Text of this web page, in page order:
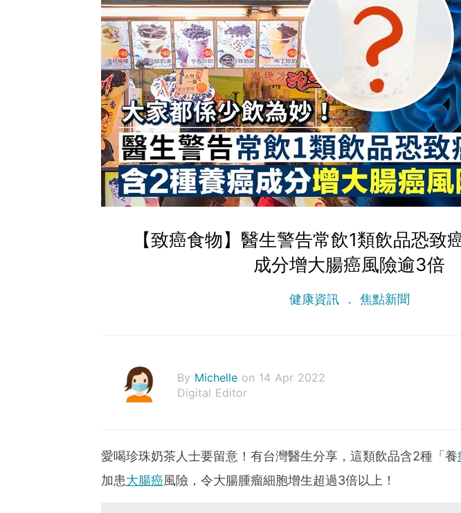
【致癌食物】醫生警告常飲1類飲品恐
成分增大腸癌風險逾3倍
健康資訊 焦點新聞
By Michelle on 14 Apr 2022
Digital Editor
愛喝珍珠奶茶人士要留意！有台灣醫生分享，這類飲品含2種「養
加患大腸癌風險，令大腸腫瘤細胞增生超過3倍以上！